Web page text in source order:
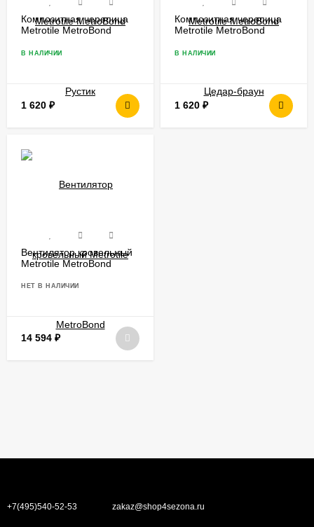
Композитная черепица
Metrotile MetroBond
В НАЛИЧИИ
1 620 ₽
Композитная черепица
Metrotile MetroBond
В НАЛИЧИИ
1 620 ₽
Вентилятор кровельный
Metrotile MetroBond
НЕТ В НАЛИЧИИ
14 594 ₽
+7(495)540-52-53 zakaz@shop4sezona.ru